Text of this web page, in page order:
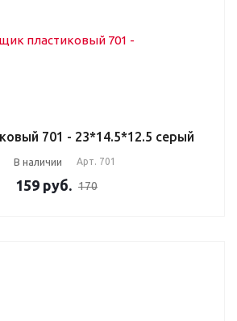
701 - 23*14.5*12.5 серый
В наличии Арт. 701
159 руб. 170